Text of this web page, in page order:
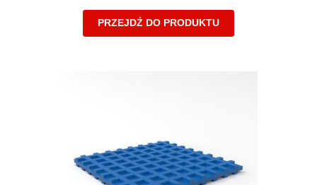
PRZEJDŹ DO PRODUKTU